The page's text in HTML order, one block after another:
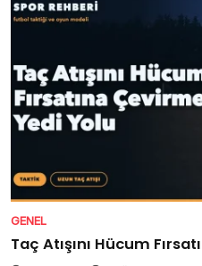
GENEL
Taç Atışını Hücum